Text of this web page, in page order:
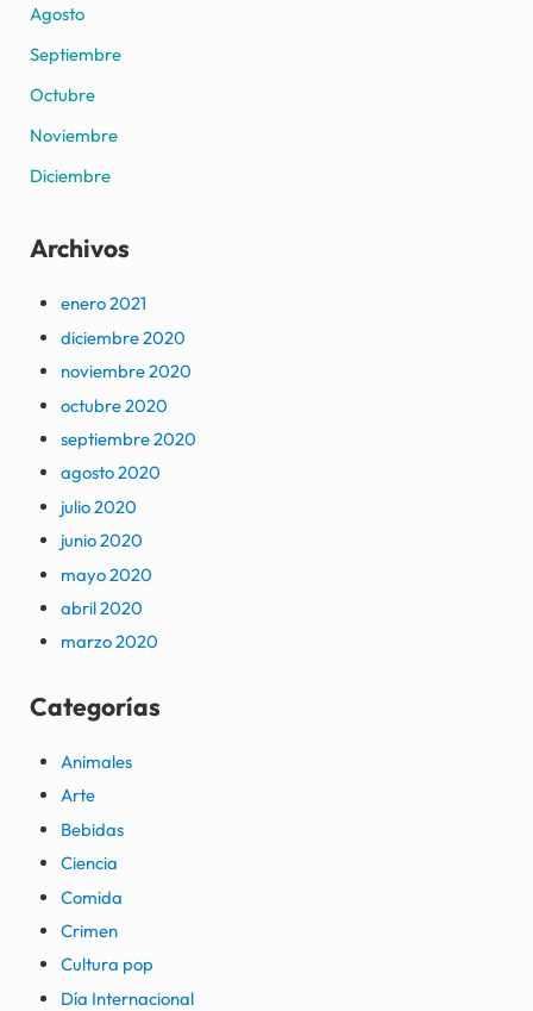
Agosto
Septiembre
Octubre
Noviembre
Diciembre
Archivos
enero 2021
diciembre 2020
noviembre 2020
octubre 2020
septiembre 2020
agosto 2020
julio 2020
junio 2020
mayo 2020
abril 2020
marzo 2020
Categorías
Animales
Arte
Bebidas
Ciencia
Comida
Crimen
Cultura pop
Día Internacional